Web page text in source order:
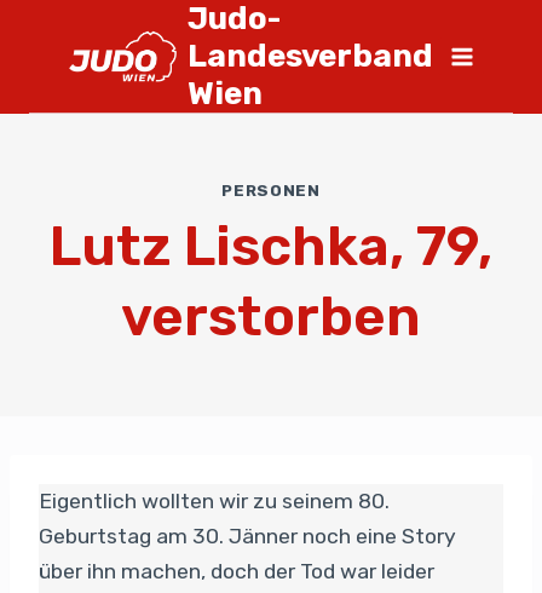
Judo-
Landesverband
Wien
PERSONEN
Lutz Lischka, 79,
verstorben
Eigentlich wollten wir zu seinem 80.
Geburtstag am 30. Jänner noch eine Story
über ihn machen, doch der Tod war leider